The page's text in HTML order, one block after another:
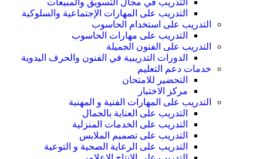
التدريب في مجال التسويق والمبيعات
التدريب على المهارات الإجتماعية والسلوكية
التدريب على استخدام الحاسوب
التدريب على مهارات الحاسوب
التدريب على الفنون الجميلة
الدورات التدريبية في الفنون والحرف اليدوية
خدمات دعم التعليم
التحضير للامتحان
مركز الاختبار
التدريب على المهارات الفنية و المهنية
التدريب على العناية بالجمال
التدريب على الخدمات المنزلية
التدريب على تصميم الملابس
التدريب على الرعاية الصحية و التوعية